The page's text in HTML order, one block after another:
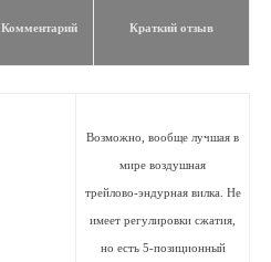
Комментарий Краткий отзыв
Возможно, вообще лучшая в
мире воздушная
трейлово-эндурная вилка. Не
имеет регулировки сжатия,
но есть 5-позиционный